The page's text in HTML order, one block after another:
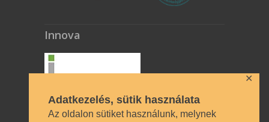
Adatkezelés, sütik használata
Az oldalon sütiket használunk, melynek
✕
Innova